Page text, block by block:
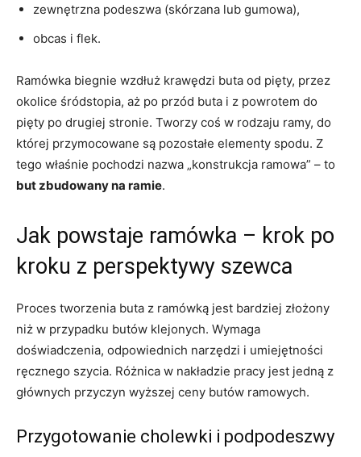
zewnętrzna podeszwa (skórzana lub gumowa),
obcas i flek.
Ramówka biegnie wzdłuż krawędzi buta od pięty, przez
okolice śródstopia, aż po przód buta i z powrotem do
pięty po drugiej stronie. Tworzy coś w rodzaju ramy, do
której przymocowane są pozostałe elementy spodu. Z
tego właśnie pochodzi nazwa „konstrukcja ramowa” – to
but zbudowany na ramie.
Jak powstaje ramówka – krok po
kroku z perspektywy szewca
Proces tworzenia buta z ramówką jest bardziej złożony
niż w przypadku butów klejonych. Wymaga
doświadczenia, odpowiednich narzędzi i umiejętności
ręcznego szycia. Różnica w nakładzie pracy jest jedną z
głównych przyczyn wyższej ceny butów ramowych.
Przygotowanie cholewki i podpodeszwy